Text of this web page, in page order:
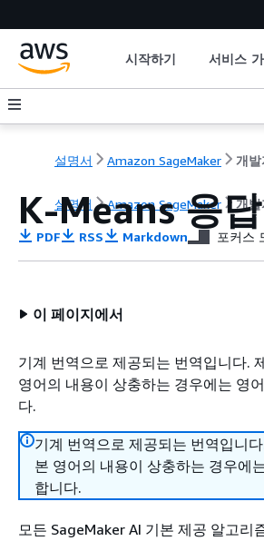
시작하기 서비스
설명서 Amazon SageMaker 개발
설명서 Amazon SageMaker 개
K-Means 응
PDF RSS Markdown 포커스
이 페이지에서
기계 번역으로 제공되는 번역입니다.
영어의 내용이 상충하는 경우에는 영
다.
기계 번역으로 제공되는 번역입니
본 영어의 내용이 상충하는 경우에
합니다.
모든 SageMaker AI 기본 제공 알고리